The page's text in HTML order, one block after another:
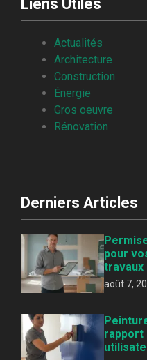
Liens Utiles
Actualités
Architecture
Construction
Énergie
Gros oeuvre
Rénovation
Derniers Articles
pour
travaux
août 7,
rapport